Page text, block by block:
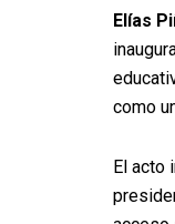
Elías
como
El acto